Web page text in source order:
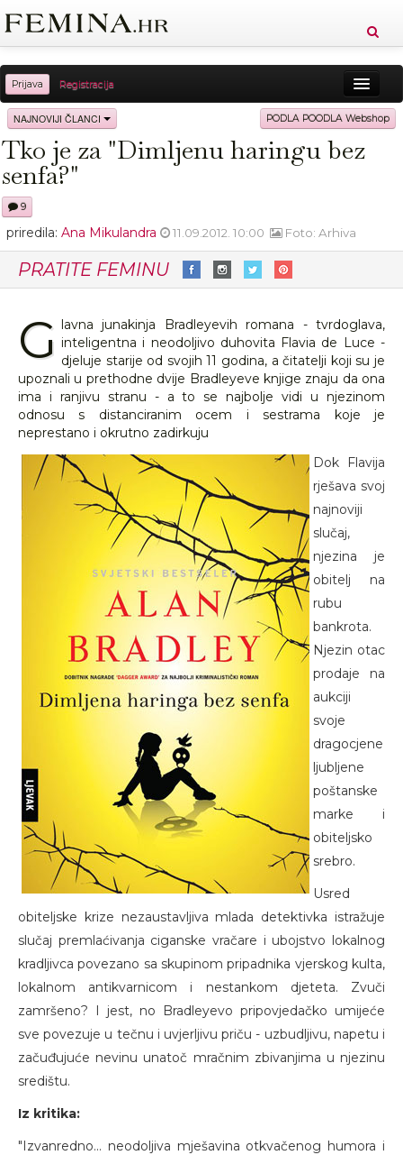
Prijava Registracija
Sreća Zdravlje Vitkost
Moda Ljubav Relax Putovanja Recepti
NAJNOVIJI ČLANCI PODLA POODLA Webshop
Tko je za "Dimljenu haringu bez
senfa?"
9
priredila: Ana Mikulandra 11.09.2012. 10:00 Foto: Arhiva
PRATITE FEMINU
G lavna junakinja Bradleyevih romana - tvrdoglava,
inteligentna i neodoljivo duhovita Flavia de Luce -
djeluje starije od svojih 11 godina, a čitatelji koji su je
upoznali u prethodne dvije Bradleyeve knjige znaju da ona
ima i ranjivu stranu - a to se najbolje vidi u njezinom
odnosu s distanciranim ocem i sestrama koje je
neprestano i okrutno zadirkuju
Dok Flavija
rješava svoj
najnoviji
slučaj,
njezina je
obitelj na
rubu
bankrota.
Njezin otac
prodaje na
aukciji
svoje
dragocjene
ljubljene
poštanske
marke i
obiteljsko
srebro.
Usred
obiteljske krize nezaustavljiva mlada detektivka istražuje
slučaj premlaćivanja ciganske vračare i ubojstvo lokalnog
kradljivca povezano sa skupinom pripadnika vjerskog kulta,
lokalnom antikvarnicom i nestankom djeteta. Zvuči
zamršeno? I jest, no Bradleyevo pripovjedačko umijeće
sve povezuje u tečnu i uvjerljivu priču - uzbudljivu, napetu i
začuđujuće nevinu unatoč mračnim zbivanjima u njezinu
središtu.
Iz kritika:
"Izvanredno... neodoljiva mješavina otkvačenog humora i